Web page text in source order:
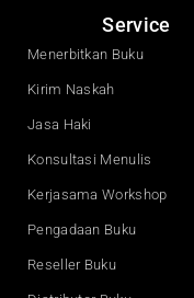
e
b
o
Service
Menerbitkan Buku
Kirim Naskah
Jasa Haki
Konsultasi Menulis
Kerjasama Workshop
Pengadaan Buku
Reseller Buku